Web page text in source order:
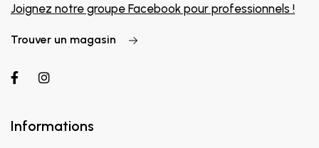
Joignez notre groupe Facebook pour professionnels !
Trouver un magasin
Informations